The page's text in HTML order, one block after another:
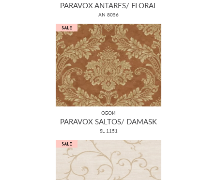
PARAVOX ANTARES/ FLORAL
AN 8056
ОБОИ
PARAVOX SALTOS/ DAMASK
SL 1151